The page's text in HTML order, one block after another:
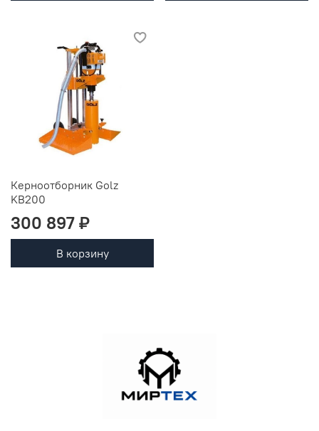
Керноотборник Golz
KB200
300 897 ₽
В корзину